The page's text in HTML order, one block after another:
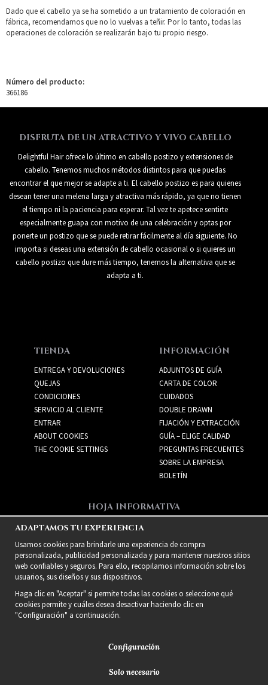
Dado que el cabello ya se ha sometido a un tratamiento de coloración en
fábrica, recomendamos que no lo vuelvas a teñir. Por lo tanto, todas las
operaciones de coloración se realizarán bajo tu propio riesgo.
Número del producto:
366186
DISFRUTA DE UN ATRACTIVO Y VIVO CABELLO
Delightful Hair ofrece lo último en cabello postizo y extensiones de
cabello. Tenemos muchos métodos distintos para que puedas
encontrar el que mejor se adapte a ti. El cabello postizo es para quienes
desean tener una melena larga y atractiva más rápido, ya que no tienen
el tiempo ni la paciencia para esperar. Tal vez te apetece sentirte
especialmente guapa con motivo de una celebración y optas por
ponerte un postizo que se puede retirar fácilmente al día siguiente. No
importa si deseas una extensión de cabello ocasional o si quieres un
cabello postizo que dure más tiempo, tenemos la alternativa que se
adapta a ti.
TIENDA
ENTREGA Y DEVOLUCIONES
QUEJAS
CONDICIONES
SERVICIO AL CLIENTE
ENTRAR
ABOUT COOKIES
THE COOKIE SETTINGS
INFORMACIÓN
ADJUNTOS DE GUÍA
CARTA DE COLOR
CUIDADOS
DOUBLE DRAWN
FIJACIÓN Y EXTRACCIÓN
GUÍA – ELIGE CALIDAD
PREGUNTAS FRECUENTES
SOBRE LA EMPRESA
BOLETÍN
HOJA INFORMATIVA
Recibe las mejores ofertas
y nuevos productos!
ADAPTAMOS TU EXPERIENCIA
Usamos cookies para brindarle una experiencia de compra
personalizada, publicidad personalizada y para mantener nuestros sitios
web confiables y seguros. Para ello, recopilamos información sobre los
usuarios, sus diseños y sus dispositivos.
Haga clic en "Aceptar" si permite todas las cookies o seleccione qué
cookies permite y cuáles desea desactivar haciendo clic en
"Configuración" a continuación.
Configuración
Solo necesario